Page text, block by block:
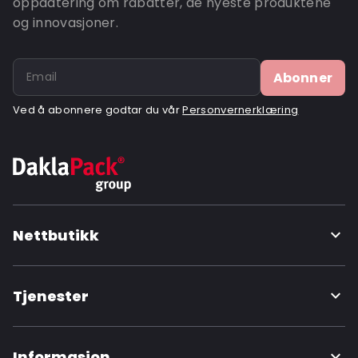
Ordre-ID: 900
og innovasjoner.
Abonner
Ved å abonnere godtar du vårPersonvernerklæring
Nettbutikk
Tjenester